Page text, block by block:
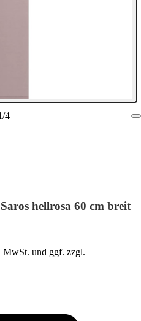
/4
hellrosa 60 cm breit
und ggf. zzgl.